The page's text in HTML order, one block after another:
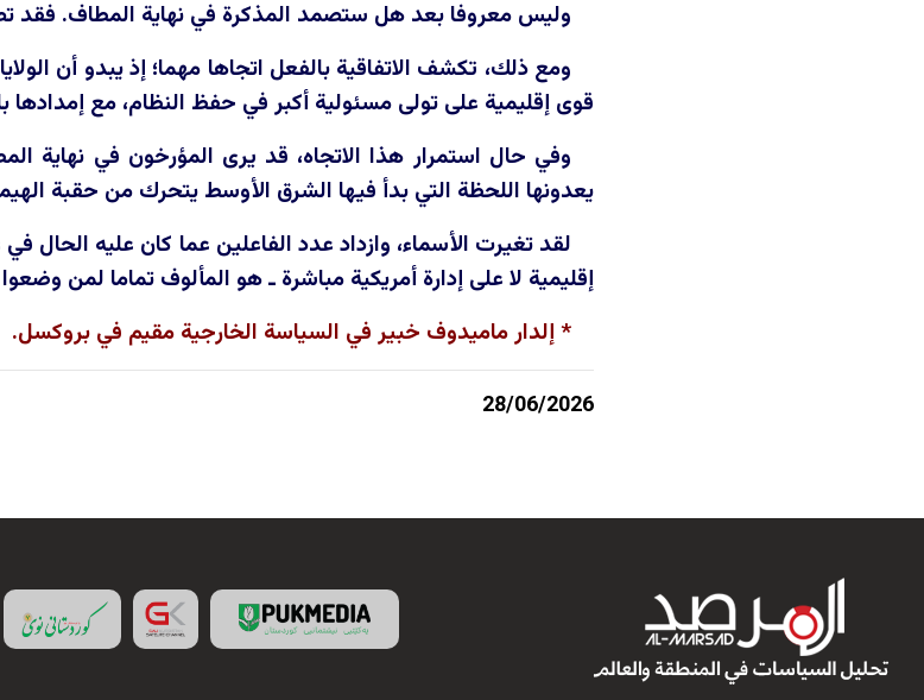
وليس معروفا بعد هل ستصمد المذكرة في نهاية المطاف.
ومع ذلك، تكشف الاتفاقية بالفعل اتجاها مهما؛ إذ يبدو أن
قوى إقليمية على تولى مسئولية أكبر في حفظ النظام، مع
وفي حال استمرار هذا الاتجاه، قد يرى المؤرخون في نهاية
يعدونها اللحظة التي بدأ فيها الشرق الأوسط يتحرك من حقبة
لقد تغيرت الأسماء، وازداد عدد الفاعلين عما كان عليه
إقليمية لا على إدارة أمريكية مباشرة ـ هو المألوف تماما لمن
* إلدار ماميدوف خبير في السياسة الخارجية مقيم في بروكسل.
28/06/2026